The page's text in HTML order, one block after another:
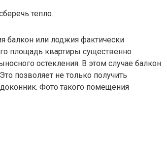
тепло.
балкон или лоджия фактически
площадь квартиры существенно
остекления. В этом случае балкон
позволяет не только получить
Фото такого помещения